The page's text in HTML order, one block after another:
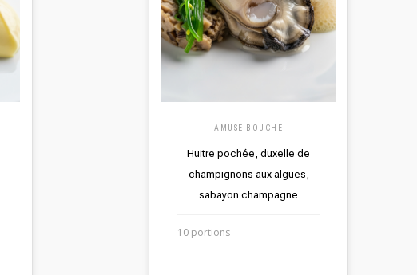
AMUSE BOUCHE
Huitre pochée, duxelle de
champignons aux algues,
sabayon champagne
10 portions